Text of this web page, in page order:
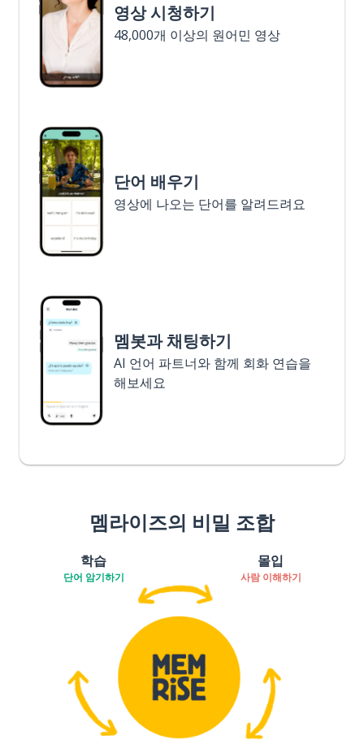
영상 시청하기
48,000개 이상의 원어민 영상
단어 배우기
영상에 나오는 단어를 알려드려요
멤봇과 채팅하기
AI 언어 파트너와 함께 회화 연습을
해보세요
멤라이즈의 비밀 조합
학습
단어 암기하기
몰입
사람 이해하기